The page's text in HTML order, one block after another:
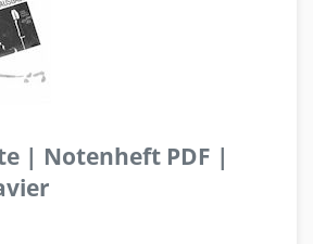
| Notenheft PDF |